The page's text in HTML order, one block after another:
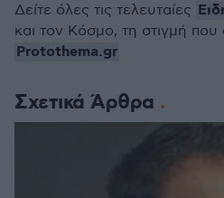
Σχετικά Άρθρα
Δείτε όλες τις τελευταίες
και τον Κόσμο, τη στιγμή που
Protothema.gr